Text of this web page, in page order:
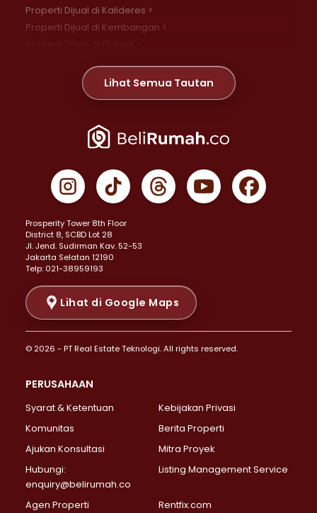
Properti Dijual di Kalideres >
Properti Dijual di Kembangan >
Properti Dijual di Meruya >
Properti Dijual di Jelambar >
Properti Dijual di Jakarta Pusat >
Properti Dijual di Gambir >
Properti Dijual di Johar Baru >
Properti Dijual di Menteng >
Properti Dijual di Senen >
Properti Dijual di Tanah Abang >
Properti Dijual di Cikini >
Properti Dijual di Kramat >
Properti Dijual di Pasar Baru >
Properti Dijual di Bendungan Hilir >
Properti Dijual di Jakarta Selatan >
Properti Dijual di Lebak Bulus >
Properti Dijual di Gandaria Selatan >
Properti Dijual di Pondok Labu >
Properti Dijual di Lenteng Agung >
Properti Dijual di Senayan >
Properti Dijual di Pondok Pinang >
Lihat Semua Tautan
Prosperity Tower 8th Floor
District 8, SCBD Lot 28
JI. Jend. Sudirman Kav. 52-53
Jakarta Selatan 12190
Telp: 021-38959193
Lihat di Google Maps
© 2026 - PT Real Estate Teknologi. All rights reserved.
PERUSAHAAN
Syarat & Ketentuan
Kebijakan Privasi
Komunitas
Berita Properti
Ajukan Konsultasi
Mitra Proyek
Hubungi:
enquiry@belirumah.co
Listing Management Service
Agen Properti Rentfix.com